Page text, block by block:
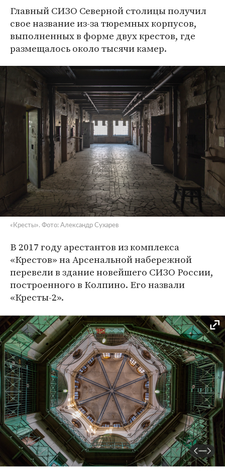
Главный СИЗО Северной столицы получил
свое название из-за тюремных корпусов,
выполненных в форме двух крестов, где
размещалось около тысячи камер.
«Кресты». Фото: Александр Сухарев
В 2017 году арестантов из комплекса
«Крестов» на Арсенальной набережной
перевели в здание новейшего СИЗО России,
построенного в Колпино. Его назвали
«Кресты-2».